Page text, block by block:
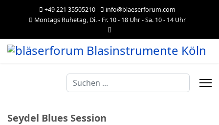
+49 221 35505210
info@blaeserforum.com
Montags Ruhetag, Di. - Fr. 10 - 18 Uhr - Sa. 10 - 14 Uhr
Suchen
...
Seydel Blues Session